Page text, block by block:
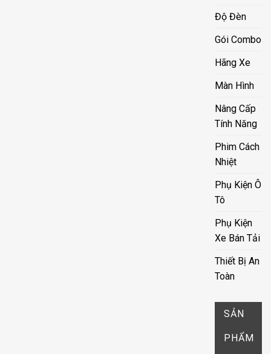
Độ Đèn
Gói Combo
Hãng Xe
Màn Hình
Nâng Cấp
Tính Năng
Phim Cách
Nhiệt
Phụ Kiện Ô
Tô
Phụ Kiện
Xe Bán Tải
Thiết Bị An
Toàn
SẢN
PHẨM